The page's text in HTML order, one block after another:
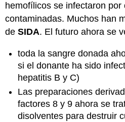
hemofílicos se infectaron
contaminadas. Muchos han
deSIDA. El futuro ahora se
toda la sangre donada
si el donante ha sido
hepatitis B y C)
Las preparaciones
factores 8 y 9 ahora se
disolventes para destruir